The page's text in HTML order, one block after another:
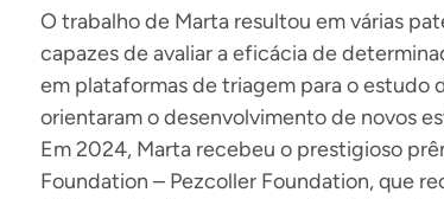
O trabalho de Marta resultou em várias
capazes de avaliar a eficácia de
em plataformas de triagem para o estudo
orientaram o desenvolvimento de novos
Em 2024, Marta recebeu o prestigioso
Foundation – Pezcoller Foundation, que